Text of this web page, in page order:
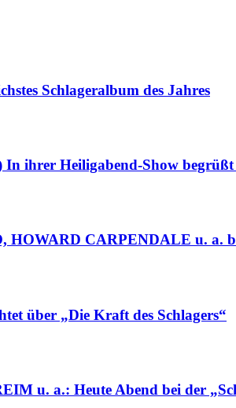
Schlageralbum des Jahres
ihrer Heiligabend-Show
CARPENDALE u. a.
über „Die Kraft des Schlagers“
u. a.: Heute Abend bei der